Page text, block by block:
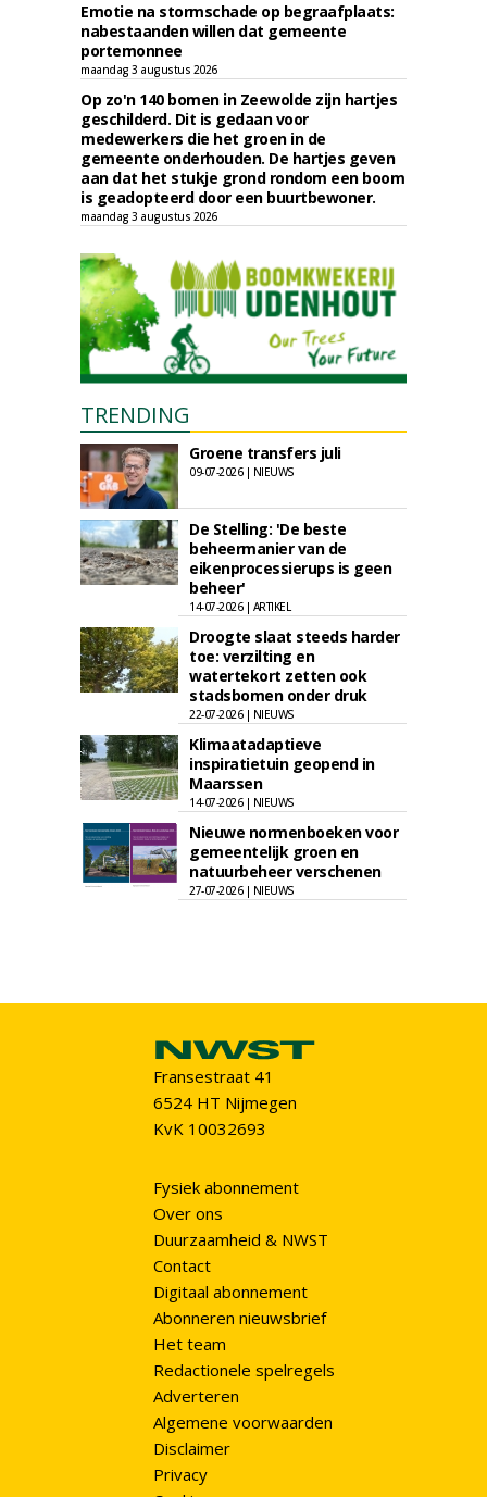
Emotie na stormschade op begraafplaats:
nabestaanden willen dat gemeente
portemonnee
maandag 3 augustus 2026
Op zo'n 140 bomen in Zeewolde zijn hartjes
geschilderd. Dit is gedaan voor
medewerkers die het groen in de
gemeente onderhouden. De hartjes geven
aan dat het stukje grond rondom een boom
is geadopteerd door een buurtbewoner.
maandag 3 augustus 2026
TRENDING
Groene transfers juli
09-07-2026 | NIEUWS
De Stelling: 'De beste
beheermanier van de
eikenprocessierups is geen
beheer'
14-07-2026 | ARTIKEL
Droogte slaat steeds harder
toe: verzilting en
watertekort zetten ook
stadsbomen onder druk
22-07-2026 | NIEUWS
Klimaatadaptieve
inspiratietuin geopend in
Maarssen
14-07-2026 | NIEUWS
Nieuwe normenboeken voor
gemeentelijk groen en
natuurbeheer verschenen
27-07-2026 | NIEUWS
Fransestraat 41
6524 HT Nijmegen
KvK 10032693
Fysiek abonnement
Over ons
Duurzaamheid & NWST
Contact
Digitaal abonnement
Abonneren nieuwsbrief
Het team
Redactionele spelregels
Adverteren
Algemene voorwaarden
Disclaimer
Privacy